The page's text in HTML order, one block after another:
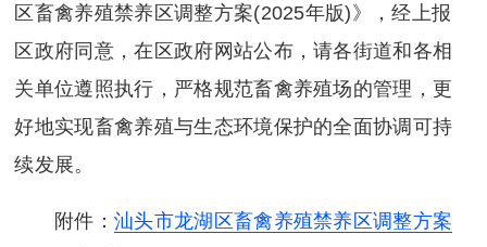
区畜禽养殖禁养区调整方案(2025年版)》，经上报
区政府同意，在区政府网站公布，请各街道和各相
关单位遵照执行，严格规范畜禽养殖场的管理，更
好地实现畜禽养殖与生态环境保护的全面协调可持
续发展。
附件：汕头市龙湖区畜禽养殖禁养区调整方案